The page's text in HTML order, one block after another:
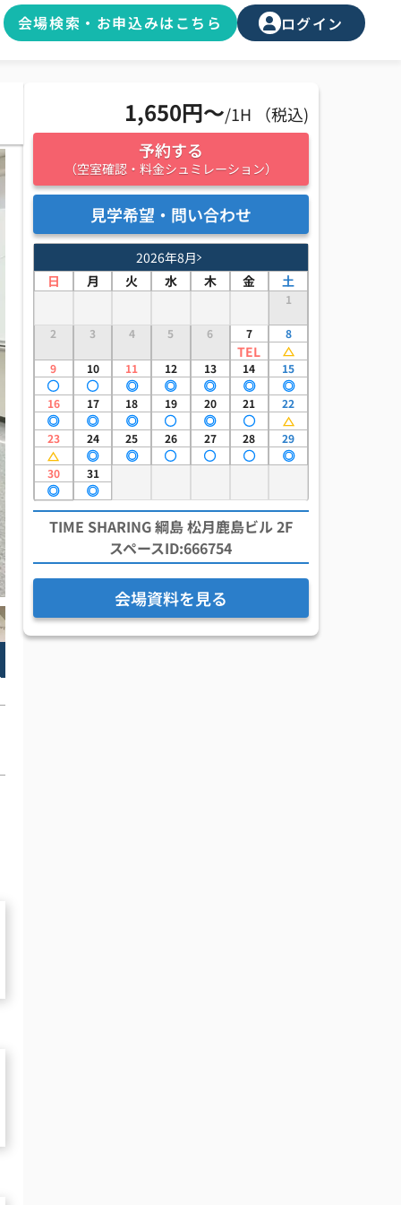
会場検索・お申込みはこちら ログイン
1,650円〜/1H （税込)
予約する
（空室確認・料金シュミレーション）
見学希望・問い合わせ
2026年8月
日
月 火 水 木 金 土
1
2 3 4 5 6 7
TEL
8
9 10 11 12 13 14 15
16 17 18 19 20 21 22
23 24 25 26 27 28 29
30 31
TIME SHARING 綱島 松月鹿島ビル 2F
スペースID:666754
会場資料を見る